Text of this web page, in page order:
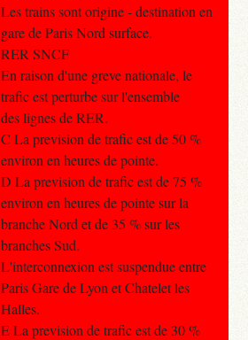
Les trains sont origine - destination en
gare de Paris Nord surface.
RER SNCF
En raison d'une greve nationale, le
trafic est perturbe sur l'ensemble
des lignes de RER.
C La prevision de trafic est de 50 %
environ en heures de pointe.
D La prevision de trafic est de 75 %
environ en heures de pointe sur la
branche Nord et de 35 % sur les
branches Sud.
L'interconnexion est suspendue entre
Paris Gare de Lyon et Chatelet les
Halles.
E La prevision de trafic est de 30 %